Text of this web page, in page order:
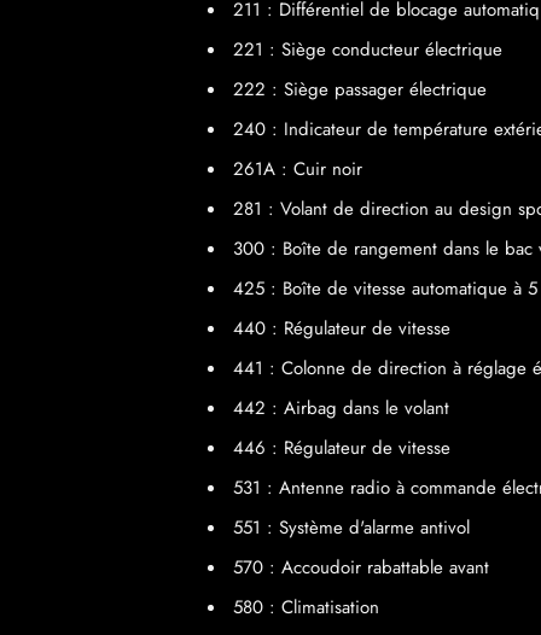
211 : Différentiel de blocage
221 : Siège conducteur électrique
222 : Siège passager électrique
240 : Indicateur de température
261A : Cuir noir
281 : Volant de direction au design
300 : Boîte de rangement dans le bac
425 : Boîte de vitesse automatique à
440 : Régulateur de vitesse
441 : Colonne de direction à réglage
442 : Airbag dans le volant
446 : Régulateur de vitesse
531 : Antenne radio à commande
551 : Système d'alarme antivol
570 : Accoudoir rabattable avant
580 : Climatisation